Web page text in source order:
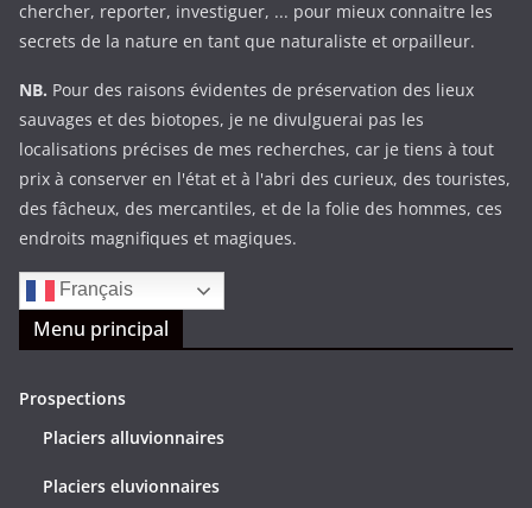
chercher, reporter, investiguer, ... pour mieux connaitre les
secrets de la nature en tant que naturaliste et orpailleur.
NB. Pour des raisons évidentes de préservation des lieux
sauvages et des biotopes, je ne divulguerai pas les
localisations précises de mes recherches, car je tiens à tout
prix à conserver en l'état et à l'abri des curieux, des touristes,
des fâcheux, des mercantiles, et de la folie des hommes, ces
endroits magnifiques et magiques.
Français
Menu principal
Prospections
Placiers alluvionnaires
Placiers eluvionnaires